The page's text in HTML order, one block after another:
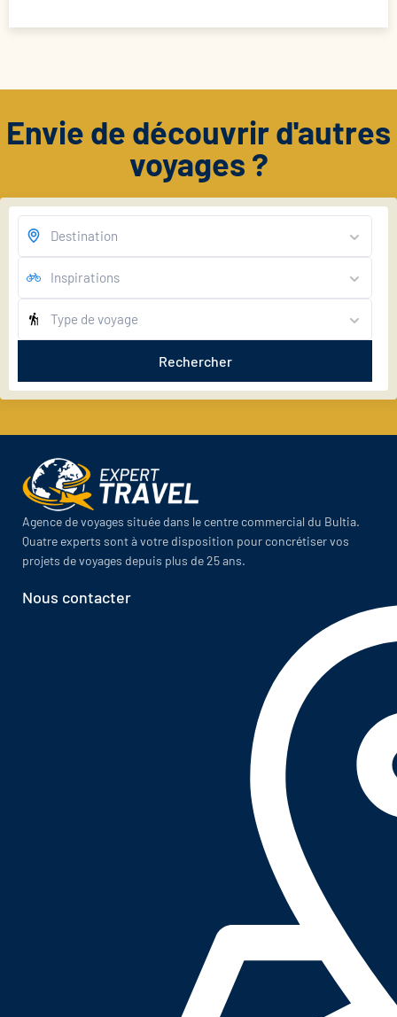
Envie de découvrir d'autres
voyages ?
Rechercher
Agence de voyages située dans le centre commercial du Bultia.
Quatre experts sont à votre disposition pour concrétiser vos
projets de voyages depuis plus de 25 ans.
Nous contacter